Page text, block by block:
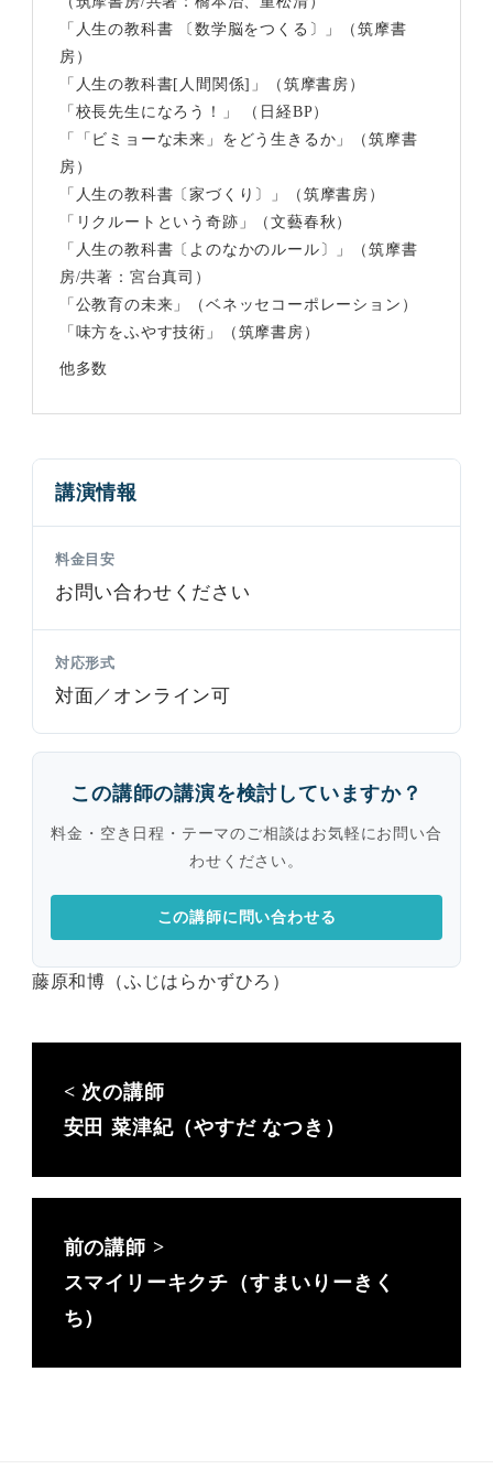
「人生の教科書 〔数学脳をつくる〕」（筑摩書
房）
「人生の教科書[人間関係]」（筑摩書房）
「校長先生になろう！」 （日経BP）
「「ビミョーな未来」をどう生きるか」（筑摩書
房）
「人生の教科書〔家づくり〕」（筑摩書房）
「リクルートという奇跡」（文藝春秋）
「人生の教科書〔よのなかのルール〕」（筑摩書
房/共著：宮台真司）
「公教育の未来」（ベネッセコーポレーション）
「味方をふやす技術」（筑摩書房）
他多数
講演情報
料金目安
お問い合わせください
対応形式
対面／オンライン可
この講師の講演を検討していますか？
料金・空き日程・テーマのご相談はお気軽にお問い合
わせください。
この講師に問い合わせる
藤原和博（ふじはらかずひろ）
安田 菜津紀（やすだ なつき）
スマイリーキクチ（すまいりーきく
ち）